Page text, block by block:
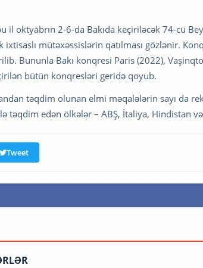
il oktyabrın 2-6-da Bakıda keçiriləcək 74-cü
ixtisaslı mütəxəssislərin qatılması gözlənir.
Bununla Bakı konqresi Paris (2022),
bütün konqresləri geridə qoyub.
təqdim olunan elmi məqalələrin sayı da
təqdim edən ölkələr – ABŞ, İtaliya, Hindistan
Tweet